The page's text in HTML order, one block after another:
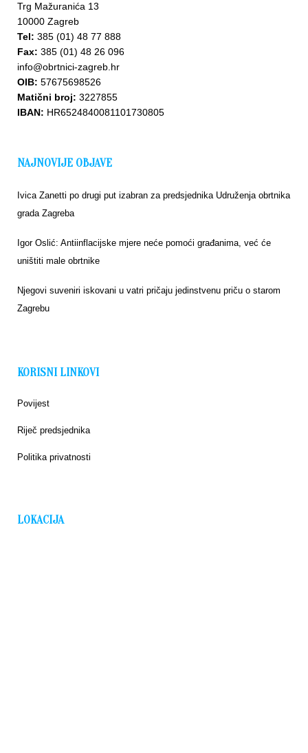
Trg Mažuranića 13
10000 Zagreb
Tel: 385 (01) 48 77 888
Fax: 385 (01) 48 26 096
info@obrtnici-zagreb.hr
OIB: 57675698526
Matični broj: 3227855
IBAN: HR6524840081101730805
NAJNOVIJE OBJAVE
Ivica Zanetti po drugi put izabran za predsjednika Udruženja obrtnika
grada Zagreba
Igor Oslić: Antiinflacijske mjere neće pomoći građanima, već će
uništiti male obrtnike
Njegovi suveniri iskovani u vatri pričaju jedinstvenu priču o starom
Zagrebu
KORISNI LINKOVI
Povijest
Riječ predsjednika
Politika privatnosti
LOKACIJA